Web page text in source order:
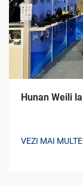
Hunan Weili
VEZI MAI MULTE